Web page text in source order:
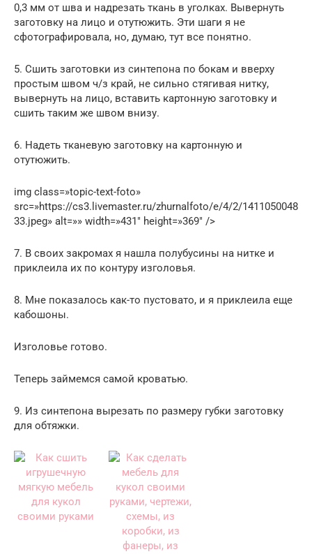
0,3 мм от шва и надрезать ткань в уголках. Вывернуть
заготовку на лицо и отутюжить. Эти шаги я не
сфотографировала, но, думаю, тут все понятно.
5. Сшить заготовки из синтепона по бокам и вверху
простым швом ч/з край, не сильно стягивая нитку,
вывернуть на лицо, вставить картонную заготовку и
сшить таким же швом внизу.
6. Надеть тканевую заготовку на картонную и
отутюжить.
img class=»topic-text-foto»
src=»https://cs3.livemaster.ru/zhurnalfoto/e/4/2/1411050048
33.jpeg» alt=»» width=»431″ height=»369″ />
7. В своих закромах я нашла полубусины на нитке и
приклеила их по контуру изголовья.
8. Мне показалось как-то пустовато, и я приклеила еще
кабошоны.
Изголовье готово.
Теперь займемся самой кроватью.
9. Из синтепона вырезать по размеру губки заготовку
для обтяжки.